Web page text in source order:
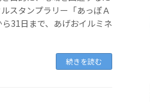
スタンプラリー「あっぽＡ
31日まで、あげおイルミネ
続きを読む